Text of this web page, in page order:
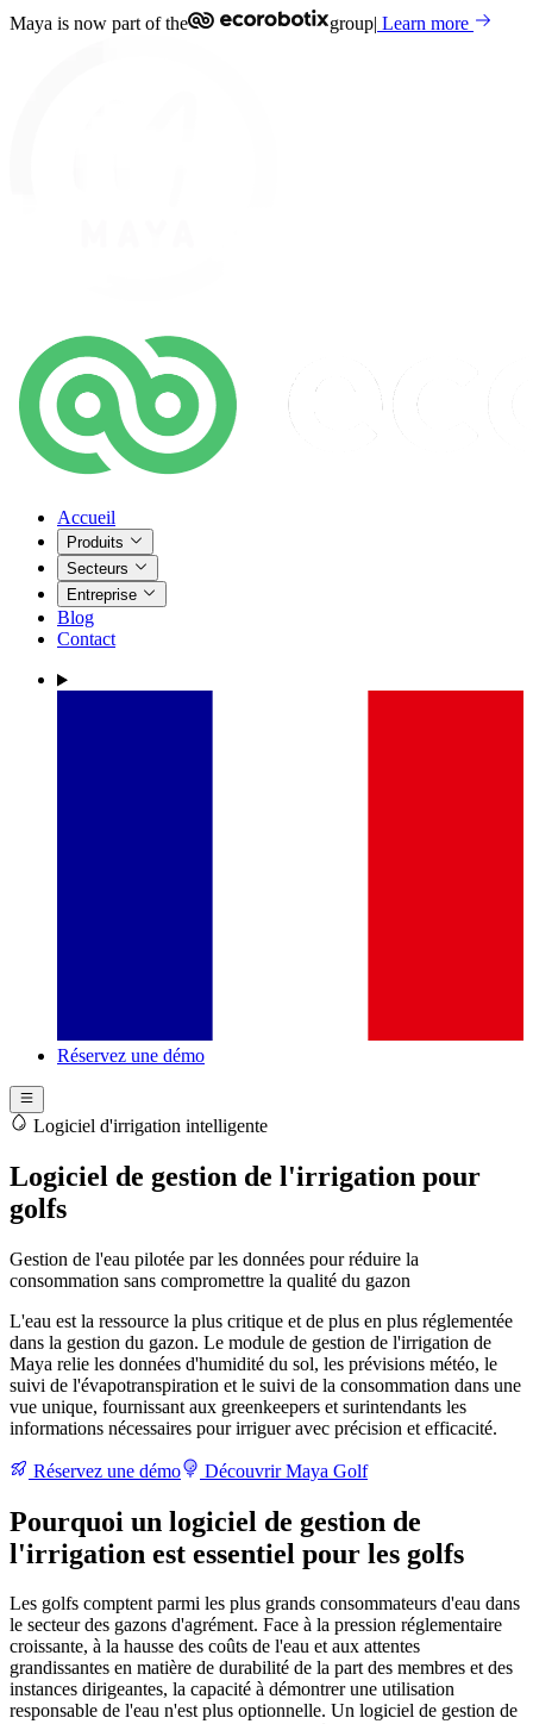
Maya is now part of the group| Learn more
Accueil
Produits
Secteurs
Entreprise
Blog
Contact
Réservez une démo
Logiciel d'irrigation intelligente
Logiciel de gestion de l'irrigation pour
golfs
Gestion de l'eau pilotée par les données pour réduire la
consommation sans compromettre la qualité du gazon
L'eau est la ressource la plus critique et de plus en plus réglementée
dans la gestion du gazon. Le module de gestion de l'irrigation de
Maya relie les données d'humidité du sol, les prévisions météo, le
suivi de l'évapotranspiration et le suivi de la consommation dans une
vue unique, fournissant aux greenkeepers et surintendants les
informations nécessaires pour irriguer avec précision et efficacité.
Réservez une démo Découvrir Maya Golf
Pourquoi un logiciel de gestion de
l'irrigation est essentiel pour les golfs
Les golfs comptent parmi les plus grands consommateurs d'eau dans
le secteur des gazons d'agrément. Face à la pression réglementaire
croissante, à la hausse des coûts de l'eau et aux attentes
grandissantes en matière de durabilité de la part des membres et des
instances dirigeantes, la capacité à démontrer une utilisation
responsable de l'eau n'est plus optionnelle. Un logiciel de gestion de